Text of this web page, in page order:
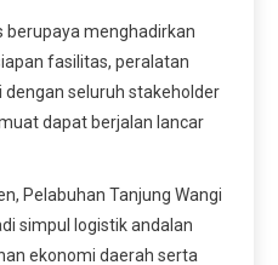
berupaya menghadirkan
fasilitas, peralatan
seluruh stakeholder
dapat berjalan lancar
Pelabuhan Tanjung Wangi
simpul logistik andalan
ekonomi daerah serta